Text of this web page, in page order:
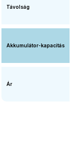
Távolság
Akkumulátor-kapacitás
Ár